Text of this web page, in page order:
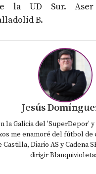
la UD Sur.
B.
Jesús
la Galicia del 'SuperDepor'
me enamoré del fútbol de
Diario AS y Cadena
dirigir